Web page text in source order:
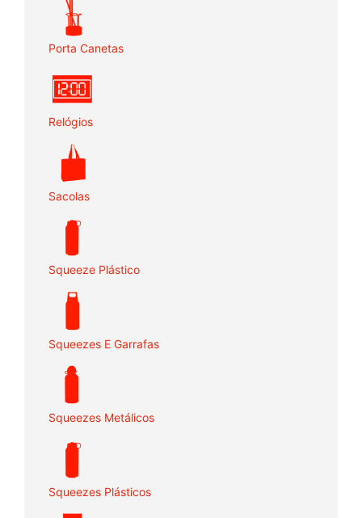
Porta Canetas
Relógios
Sacolas
Squeeze Plástico
Squeezes E Garrafas
Squeezes Metálicos
Squeezes Plásticos